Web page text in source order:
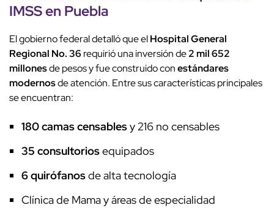
IMSSen Puebla
El gobierno federal detalló que elHospital General
Regional No. 36requirió una inversión de2 mil 652
millonesde pesos y fue construido conestándares
modernosde atención. Entre sus características principales
se encuentran:
180 camas censablesy 216 no censables
35 consultoriosequipados
6 quirófanosde alta tecnología
Clínica de Mama y áreas de especialidad